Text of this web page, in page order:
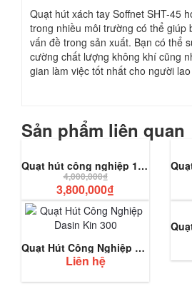
Quạt hút xách tay Soffnet SHT-45
trong nhiều môi trường có thể giúp
vấn đề trong sản xuất. Bạn có thể
cường chất lượng không khí cũng
gian làm việc tốt nhất cho người
Sản phẩm liên quan
Quạt hút công nghiệp 1380x1380x400
4,000,000₫
3,800,000₫
Quạt Hút Công Nghiệp Dasin Kin 300
Liên hệ